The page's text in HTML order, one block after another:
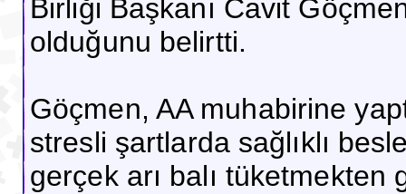
Birliği Başkanı Cavit
olduğunu belirtti.
Göçmen, AA muhabirine
stresli şartlarda sağlıklı
gerçek arı balı tüketmekten